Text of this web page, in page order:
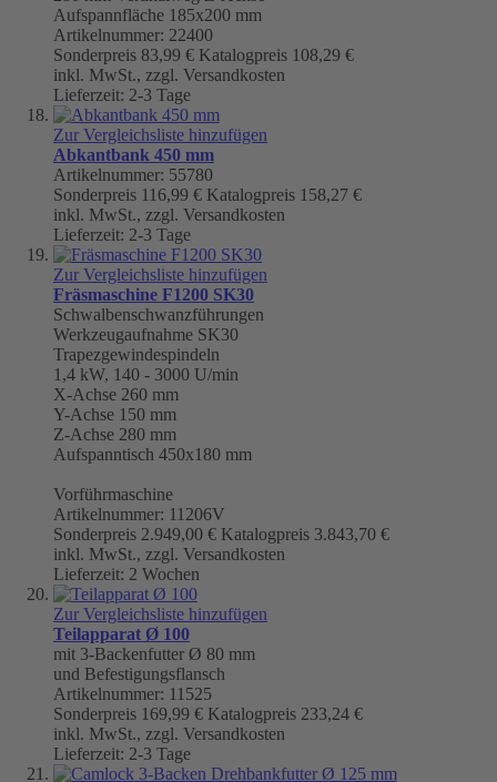
Aufspannfläche 185x200 mm
Artikelnummer: 22400
Sonderpreis 83,99 € Katalogpreis 108,29 €
inkl. MwSt., zzgl. Versandkosten
Lieferzeit: 2-3 Tage
Zur Vergleichsliste hinzufügen
Abkantbank 450 mm
Artikelnummer: 55780
Sonderpreis 116,99 € Katalogpreis 158,27 €
inkl. MwSt., zzgl. Versandkosten
Lieferzeit: 2-3 Tage
Zur Vergleichsliste hinzufügen
Fräsmaschine F1200 SK30
Schwalbenschwanzführungen
Werkzeugaufnahme SK30
Trapezgewindespindeln
1,4 kW, 140 - 3000 U/min
X-Achse 260 mm
Y-Achse 150 mm
Z-Achse 280 mm
Aufspanntisch 450x180 mm
Vorführmaschine
Artikelnummer: 11206V
Sonderpreis 2.949,00 € Katalogpreis 3.843,70 €
inkl. MwSt., zzgl. Versandkosten
Lieferzeit: 2 Wochen
Zur Vergleichsliste hinzufügen
Teilapparat Ø 100
mit 3-Backenfutter Ø 80 mm
und Befestigungsflansch
Artikelnummer: 11525
Sonderpreis 169,99 € Katalogpreis 233,24 €
inkl. MwSt., zzgl. Versandkosten
Lieferzeit: 2-3 Tage